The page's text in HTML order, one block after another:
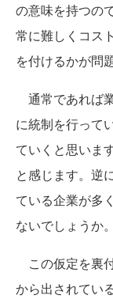
の意味を持つの
常に難しくコス
を付けるかが問
通常であれば
に統制を行って
ていくと思いま
と感じます。逆
ている企業が多
ないでしょうか。
この仮定を裏
から出されてい